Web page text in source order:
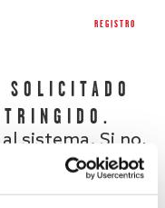
REGISTRO
sistema. Si no,